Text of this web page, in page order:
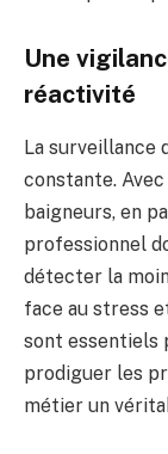
Une
réactivité
La surveillance
constante.
baigneurs, en
professionnel
détecter la
face au stress
sont essentiels
prodiguer les
métier un